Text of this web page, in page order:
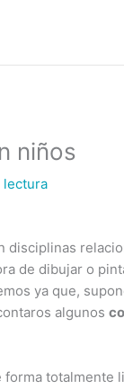
niños
lectura
disciplinas
de dibujar o
ya que,
algunos
totalmente